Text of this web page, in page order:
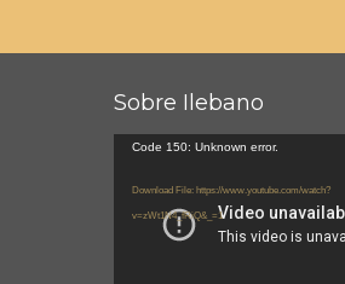
Sobre Ilebano
Reproductor
vídeo
Code 150: Unknown error.
Download File: https://www.youtube.com/watch?
v=zWt1N4_fRiQ&_=1